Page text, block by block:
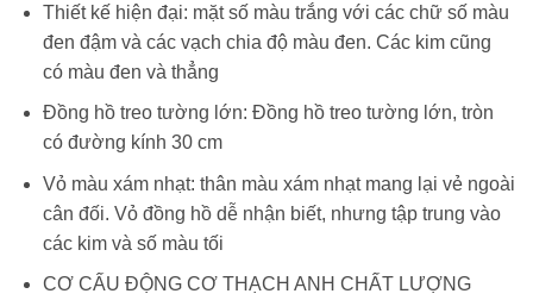
Thiết kế hiện đại: mặt số màu trắng với các chữ số màu
đen đậm và các vạch chia độ màu đen. Các kim cũng
có màu đen và thẳng
Đồng hồ treo tường lớn: Đồng hồ treo tường lớn, tròn
có đường kính 30 cm
Vỏ màu xám nhạt: thân màu xám nhạt mang lại vẻ ngoài
cân đối. Vỏ đồng hồ dễ nhận biết, nhưng tập trung vào
các kim và số màu tối
CƠ CẤU ĐỘNG CƠ THẠCH ANH CHẤT LƯỢNG